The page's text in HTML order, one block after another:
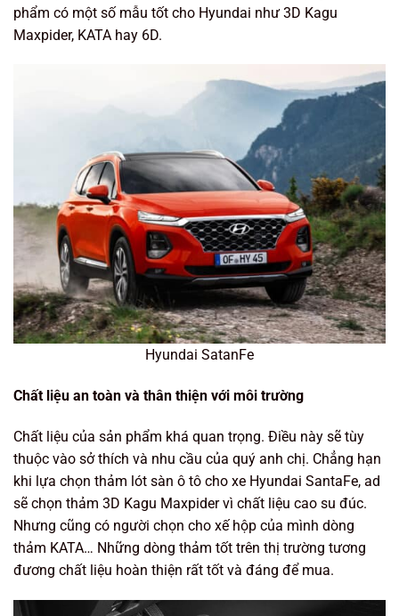
phẩm có một số mẫu tốt cho Hyundai như 3D Kagu
Maxpider, KATA hay 6D.
Hyundai SatanFe
Chất liệu an toàn và thân thiện với môi trường
Chất liệu của sản phẩm khá quan trọng. Điều này sẽ tùy
thuộc vào sở thích và nhu cầu của quý anh chị. Chẳng hạn
khi lựa chọn thảm lót sàn ô tô cho xe Hyundai SantaFe, ad
sẽ chọn thảm 3D Kagu Maxpider vì chất liệu cao su đúc.
Nhưng cũng có người chọn cho xế hộp của mình dòng
thảm KATA… Những dòng thảm tốt trên thị trường tương
đương chất liệu hoàn thiện rất tốt và đáng để mua.